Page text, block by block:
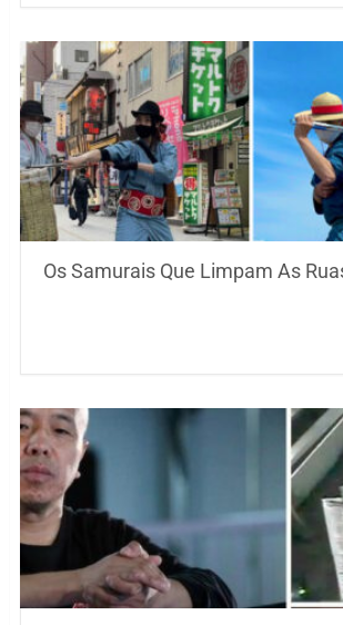
Os Samurais Que Limpam As